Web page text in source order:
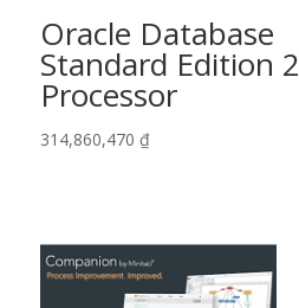
Oracle Database
Standard Edition 2_
Processor
314,860,470 ₫